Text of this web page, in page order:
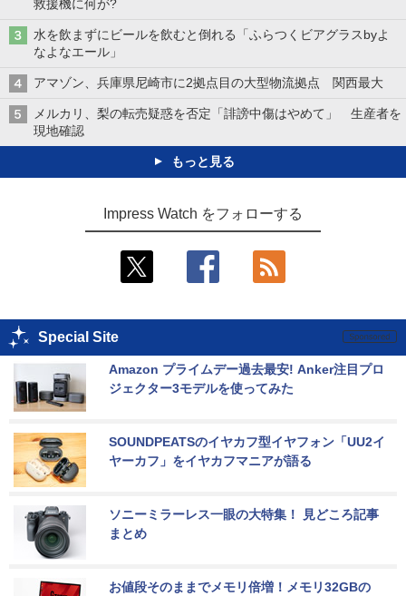
救援機に何が?
水を飲まずにビールを飲むと倒れる「ふらつくビアグラスbyよ
なよなエール」
アマゾン、兵庫県尼崎市に2拠点目の大型物流拠点 関西最大
メルカリ、梨の転売疑惑を否定「誹謗中傷はやめて」 生産者を
現地確認
もっと見る
Impress Watch をフォローする
Special Site
Amazon プライムデー過去最安! Anker注目プロ
ジェクター3モデルを使ってみた
SOUNDPEATSのイヤカフ型イヤフォン「UU2イ
ヤーカフ」をイヤカフマニアが語る
ソニーミラーレス一眼の大特集！ 見どころ記事
まとめ
お値段そのままでメモリ倍増！メモリ32GBの